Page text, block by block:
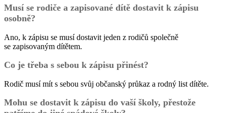
Musí se rodiče a zapisované dítě dostavit k zápisu
osobně?
Ano, k zápisu se musí dostavit jeden z rodičů společně
se zapisovaným dítětem.
Co je třeba s sebou k zápisu přinést?
Rodič musí mít s sebou svůj občanský průkaz a rodný list dítěte.
Mohu se dostavit k zápisu do vaší školy, přestože